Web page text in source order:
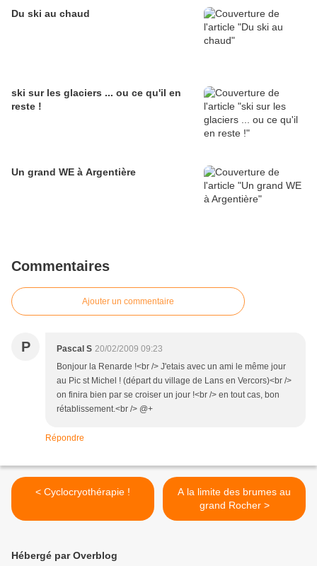
Du ski au chaud
ski sur les glaciers ... ou ce qu'il en
reste !
Un grand WE à Argentière
Commentaires
Ajouter un commentaire
P Pascal S 20/02/2009 09:23
Bonjour la Renarde !<br /> J'etais avec un ami le même jour
au Pic st Michel ! (départ du village de Lans en Vercors)<br />
on finira bien par se croiser un jour !<br /> en tout cas, bon
rétablissement.<br /> @+
Répondre
< Cyclocryothérapie !
A la limite des brumes au
grand Rocher >
Hébergé par Overblog